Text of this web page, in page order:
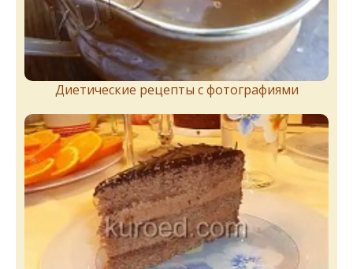
Диетические рецепты с фотографиями